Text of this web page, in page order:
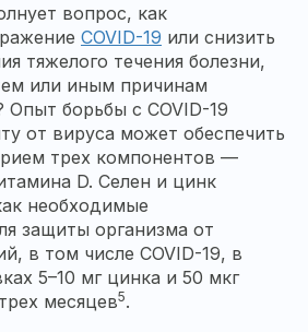
вопрос, как
COVID-19 или снизить
тяжелого течения болезни,
или иным причинам
Опыт борьбы с COVID-19
от вируса может обеспечить
трех компонентов —
D. Селен и цинк
необходимые
защиты организма от
в том числе COVID-19, в
5–10 мг цинка и 50 мкг
месяцев5.